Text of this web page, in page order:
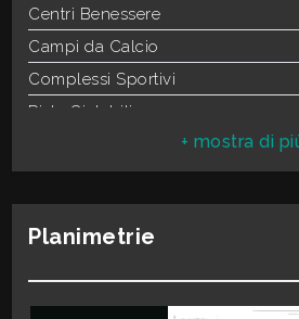
Centri Benessere
Campi da Calcio
Complessi Sportivi
Piste Ciclabili
Trasporti Pubblici
Asilo
Scuole Elementari
Bar
Planimetrie
5
5+
Altre
opzioni
-